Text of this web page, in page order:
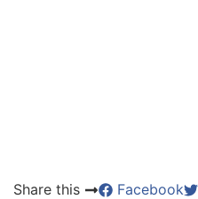
Share this Facebook